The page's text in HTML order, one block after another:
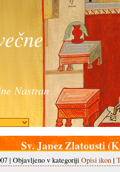
Nastran
Sv. Janez Zlatousti
| Objavljeno v kategoriji Opisi ikon|